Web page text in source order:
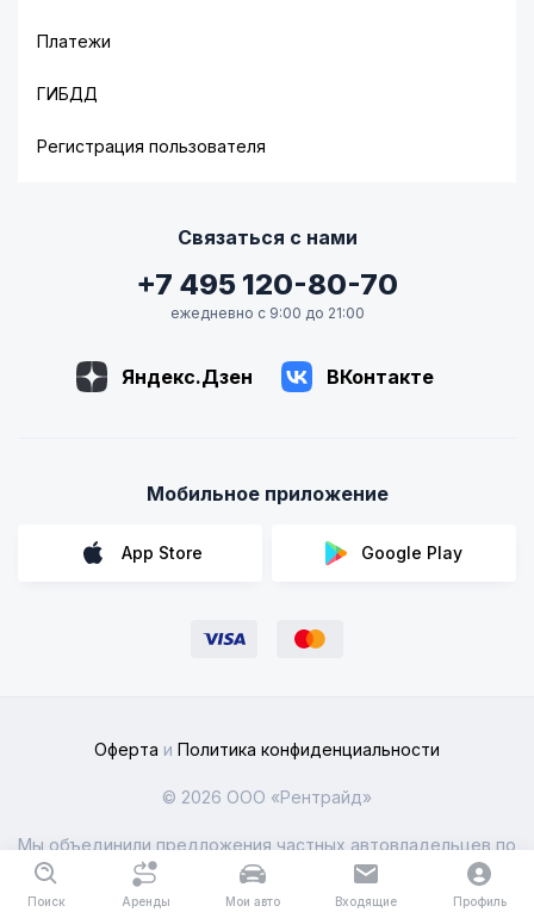
Платежи
ГИБДД
Регистрация пользователя
Связаться с нами
+7 495 120-80-70
ежедневно с 9:00 до 21:00
Яндекс.Дзен ВКонтакте
Мобильное приложение
App Store Google Play
Оферта и Политика конфиденциальности
© 2026 ООО «Рентрайд»
Мы объединили предложения частных автовладельцев по
всей России
Поиск Аренды Мои авто Входящие Профиль